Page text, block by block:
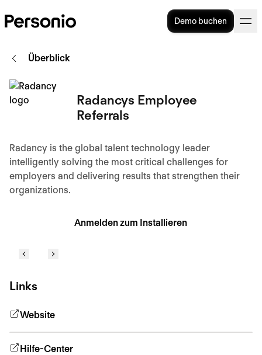
Demo buchen
Anmelden zum Installieren
Überblick
Radancys Employee
Referrals
Radancy is the global talent technology leader
intelligently solving the most critical challenges for
employers and delivering results that strengthen their
organizations.
Links
Website
Hilfe-Center